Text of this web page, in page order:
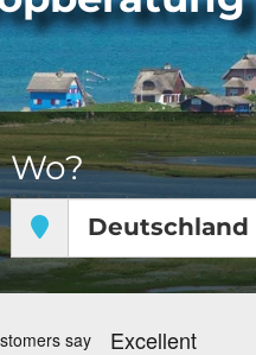
Wo?
Deutschland